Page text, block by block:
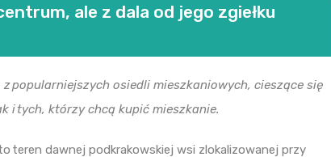
ale z dala od jego zgiełku
popularniejszych osiedli mieszkaniowych, cieszące się
i tych, którzy chcą kupić mieszkanie.
teren dawnej podkrakowskiej wsi zlokalizowanej przy